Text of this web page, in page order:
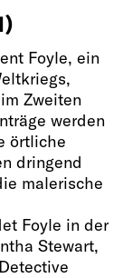
Foyle, ein
Zweiten
werden
örtliche
dringend
malerische
Foyle in der
Stewart,